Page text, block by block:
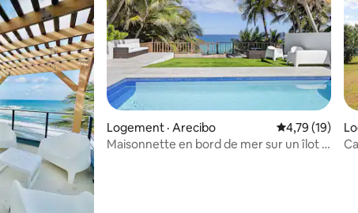
Logement · Arecibo Note moyenne
4,79 (19)
Maisonnette en bord de mer sur un îlot –